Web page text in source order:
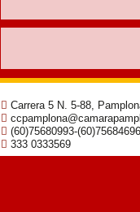
Carrera 5 N. 5-88,
(60)75680993-
333 0333569